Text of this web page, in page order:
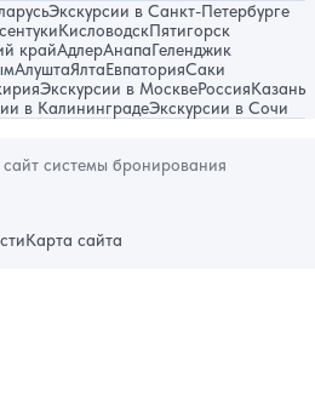
Экскурсии в Санкт-Петербурге
КисловодскПятигорск
крайАдлерАнапаГеленджик
АлуштаЯлтаЕвпаторияСаки
Экскурсии в МосквеРоссияКазань
в КалининградеЭкскурсии в Сочи
системы бронирования
Карта сайта